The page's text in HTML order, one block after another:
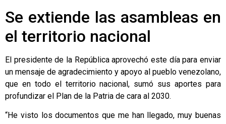
Se extiende las asambleas en
el territorio nacional
El presidente de la República aprovechó este día para enviar
un mensaje de agradecimiento y apoyo al pueblo venezolano,
que en todo el territorio nacional, sumó sus aportes para
profundizar el Plan de la Patria de cara al 2030.
“He visto los documentos que me han llegado, muy buenas